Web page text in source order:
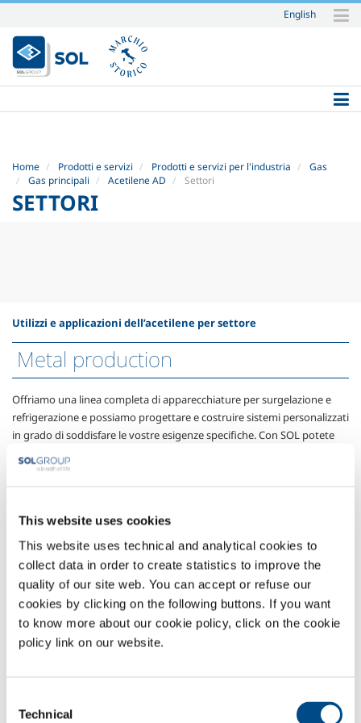
This website uses cookies
This website uses technical and analytical cookies to
collect data in order to create statistics to improve the
quality of our site web. You can accept or refuse our
cookies by clicking on the following buttons. If you want
to know more about our cookie policy, click on the cookie
policy link on our website.
Selection
Technical
Salta
ai
contenuti.
|
alla
English
Home Prodotti e servizi Prodotti e servizi per l'industria
Gas
Gas principali
Acetilene AD Settori
SETTORI
Utilizzi e applicazioni dell’acetilene per settore
Metal production
Offriamo una linea completa di apparecchiature per surgelazione e
refrigerazione e possiamo progettare e costruire sistemi personalizzati
in grado di soddisfare le vostre esigenze specifiche. Con SOL potete
produzione.
Metal fabrication
Offriamo una linea completa di apparecchiature per surgelazione e
refrigerazione e possiamo progettare e costruire sistemi personalizzati
in grado di soddisfare le vostre esigenze specifiche. Con SOL potete
contare su sistemi progettati per massimizzare sia la resa che la
produzione